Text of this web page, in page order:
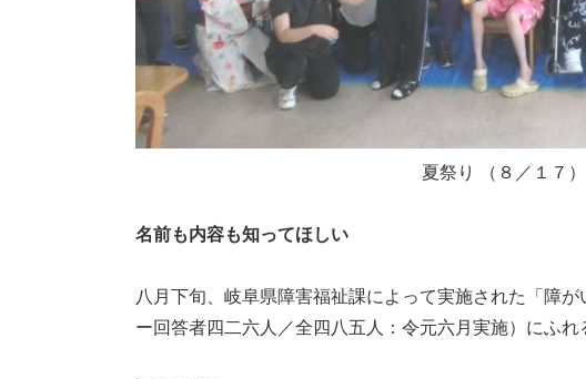
夏祭り （８／１７
名前も内容も知ってほしい
八月下旬、岐阜県障害福祉課によって実施された「障
ー回答者四二六人／全四八五人：令元六月実施）にふれ